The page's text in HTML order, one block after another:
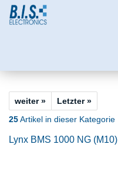
weiter »
Letzter »
25Artikel in dieser Kategorie
Lynx BMS 1000 NG (M10)